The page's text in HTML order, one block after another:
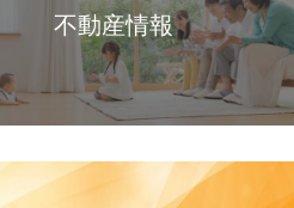
不動産情報